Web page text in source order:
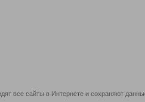
все сайты в Интернете и сохраняют